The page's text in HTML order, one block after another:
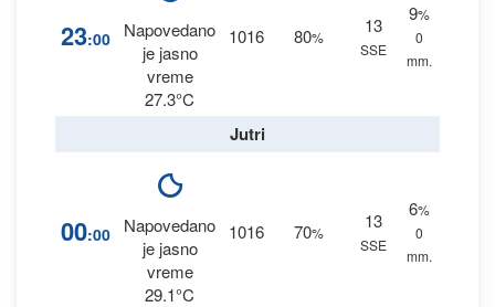
23:00
Napovedano
je jasno
vreme
27.3°C
1016 80%
13
SSE
9%
0
mm.
Jutri
00:00
Napovedano
je jasno
vreme
29.1°C
1016 70%
13
SSE
6%
0
mm.